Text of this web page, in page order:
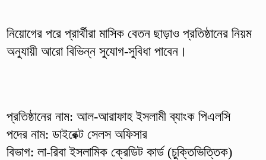
নিয়োগের পরে প্রার্থীরা মাসিক বেতন ছাড়াও প্রতিষ্ঠানের নিয়ম
অনুযায়ী আরো বিভিন্ন সুযোগ-সুবিধা পাবেন।
প্রতিষ্ঠানের নাম: আল-আরাফাহ ইসলামী ব্যাংক পিএলসি
পদের নাম: ডাইরেক্ট সেলস অফিসার
বিভাগ: লা-রিবা ইসলামিক ক্রেডিট কার্ড (চুক্তিভিত্তিক)